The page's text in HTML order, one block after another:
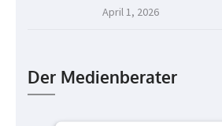
April 1, 2026
Der Medienberater